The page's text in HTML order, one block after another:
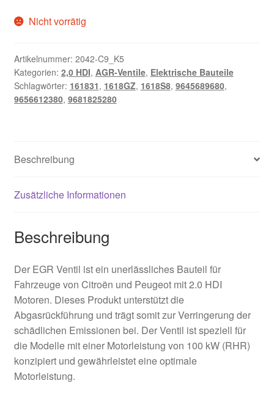
Nicht vorrätig
Artikelnummer: 2042-C9_K5
Kategorien: 2,0 HDI, AGR-Ventile, Elektrische Bauteile
Schlagwörter: 161831, 1618GZ, 1618S8, 9645689680,
9656612380, 9681825280
Beschreibung
Zusätzliche Informationen
Beschreibung
Der EGR Ventil ist ein unerlässliches Bauteil für
Fahrzeuge von Citroën und Peugeot mit 2.0 HDI
Motoren. Dieses Produkt unterstützt die
Abgasrückführung und trägt somit zur Verringerung der
schädlichen Emissionen bei. Der Ventil ist speziell für
die Modelle mit einer Motorleistung von 100 kW (RHR)
konzipiert und gewährleistet eine optimale
Motorleistung.